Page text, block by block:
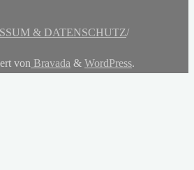
& DATENSCHUTZ/
von Bravada & WordPress.